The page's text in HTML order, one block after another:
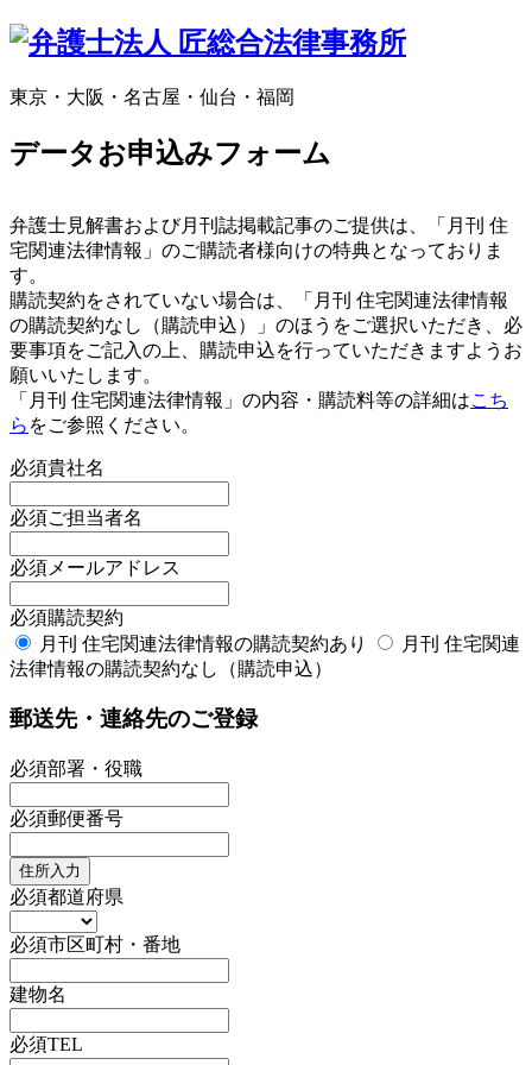
東京・大阪・名古屋・仙台・福岡
データお申込みフォーム
弁護士見解書および月刊誌掲載記事のご提供は、「月刊 住
宅関連法律情報」のご購読者様向けの特典となっておりま
す。
購読契約をされていない場合は、「月刊 住宅関連法律情報
の購読契約なし（購読申込）」のほうをご選択いただき、必
要事項をご記入の上、購読申込を行っていただきますようお
願いいたします。
「月刊 住宅関連法律情報」の内容・購読料等の詳細はこち
ら をご参照ください。
必須貴社名
必須ご担当者名
必須 メールアドレス
必須購読契約
月刊 住宅関連法律情報の購読契約あり
月刊 住宅関連
法律情報の購読契約なし（購読申込）
郵送先・連絡先のご登録
必須部署・役職
必須郵便番号
住所入力
必須都道府県
必須市区町村・番地
建物名
必須TEL